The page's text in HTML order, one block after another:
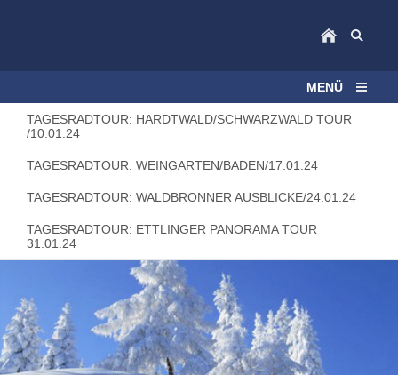
MENÜ
TAGESRADTOUR: HARDTWALD/SCHWARZWALD TOUR
/10.01.24
TAGESRADTOUR: WEINGARTEN/BADEN/17.01.24
TAGESRADTOUR: WALDBRONNER AUSBLICKE/24.01.24
TAGESRADTOUR: ETTLINGER PANORAMA TOUR
31.01.24